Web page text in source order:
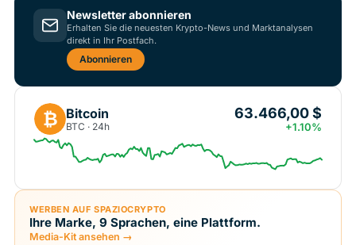
Newsletter abonnieren
Erhalten Sie die neuesten Krypto-News und Marktanalysen
direkt in Ihr Postfach.
Abonnieren
₿ Bitcoin
BTC · 24h
63.466,00 $
+1.10%
WERBEN AUF SPAZIOCRYPTO
Ihre Marke, 9 Sprachen, eine Plattform.
Media-Kit ansehen →